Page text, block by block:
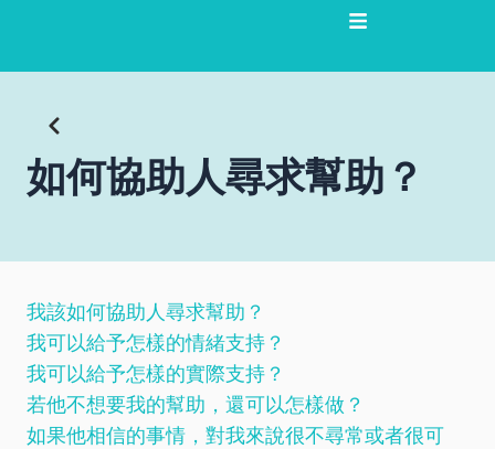
主
如何協助人尋求幫助？
我該如何協助人尋求幫助？
我可以給予怎樣的情緒支持？
我可以給予怎樣的實際支持？
若他不想要我的幫助，還可以怎樣做？
如果他相信的事情，對我來說很不尋常或者很可